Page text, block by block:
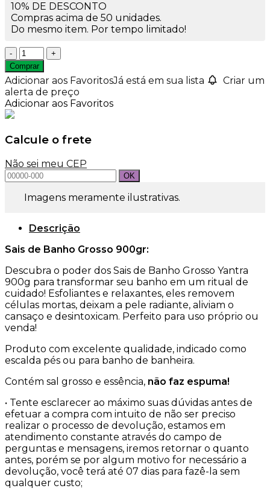
10% DE DESCONTO
Compras acima de 50 unidades.
Do mesmo item. Por tempo limitado!
Sais
de
Banho
Relaxante
Alecrim
900gr
Comprar
Adicionar aos FavoritosJá está em sua lista
Criar um
alerta de preço
Adicionar aos Favoritos
Calcule o frete
Não sei meu CEP
Imagens meramente ilustrativas.
Descrição
Sais de Banho Grosso 900gr:
Descubra o poder dos Sais de Banho Grosso Yantra
900g para transformar seu banho em um ritual de
cuidado! Esfoliantes e relaxantes, eles removem
células mortas, deixam a pele radiante, aliviam o
cansaço e desintoxicam. Perfeito para uso próprio ou
venda!
Produto com excelente qualidade, indicado como
escalda pés ou para banho de banheira.
Contém sal grosso e essência, não faz espuma!
• Tente esclarecer ao máximo suas dúvidas antes de
efetuar a compra com intuito de não ser preciso
realizar o processo de devolução, estamos em
atendimento constante através do campo de
perguntas e mensagens, iremos retornar o quanto
antes, porém se por algum motivo for necessário a
devolução, você terá até 07 dias para fazê-la sem
qualquer custo;